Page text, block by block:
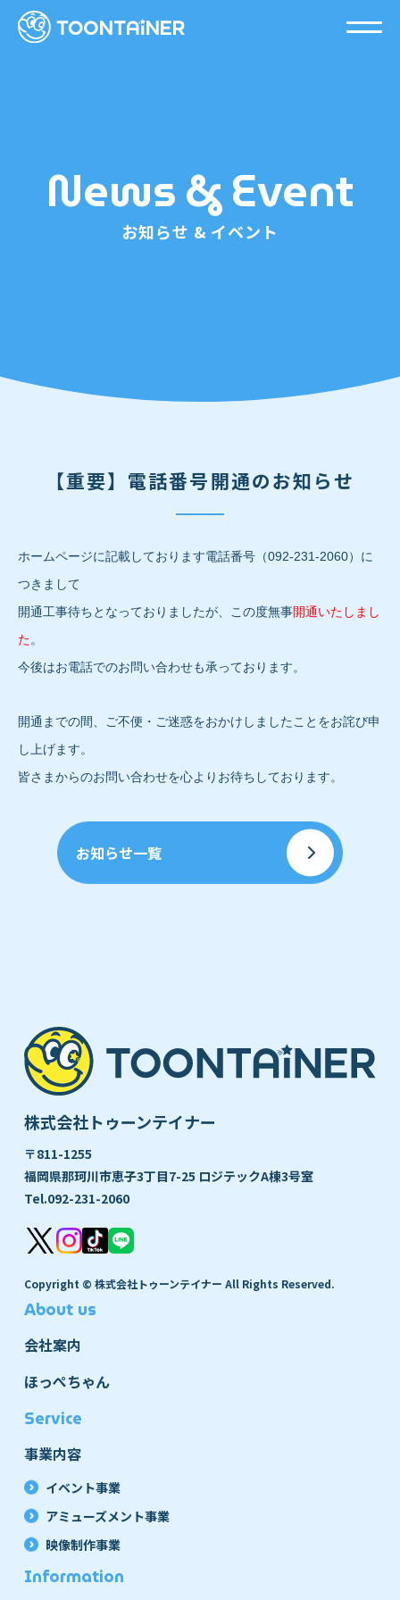
News & Event
お知らせ & イベント
【重要】電話番号開通のお知らせ
ホームページに記載しております電話番号（092-231-2060）に
つきまして
開通工事待ちとなっておりましたが、この度無事開通いたしまし
た。
今後はお電話でのお問い合わせも承っております。
開通までの間、ご不便・ご迷惑をおかけしましたことをお詫び申
し上げます。
皆さまからのお問い合わせを心よりお待ちしております。
お知らせ一覧
株式会社トゥーンテイナー
〒811-1255
福岡県那珂川市恵子3丁目7-25 ロジテックA棟3号室
Tel.092-231-2060
Copyright © 株式会社トゥーンテイナー All Rights Reserved.
About us
会社案内
ほっぺちゃん
Service
事業内容
イベント事業
アミューズメント事業
映像制作事業
Information